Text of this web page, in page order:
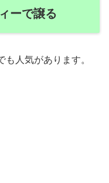
ーで譲る
人気があります。